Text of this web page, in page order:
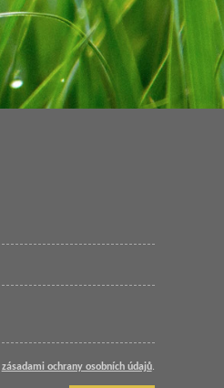
zásadami ochrany osobních údajů.